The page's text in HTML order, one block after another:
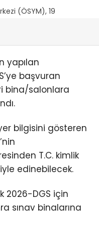
yapılan
başvuran
bina/salonlara
bilgisini gösteren
T.C. kimlik
edinebilecek.
2026-DGS için
sınav binalarına